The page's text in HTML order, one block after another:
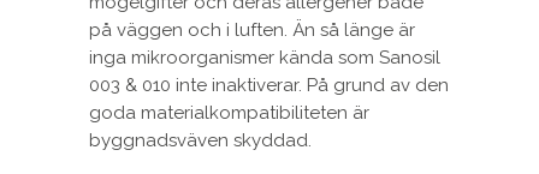
på väggen och i luften. Än så länge är
inga mikroorganismer kända som Sanosil
003 & 010 inte inaktiverar. På grund av den
goda materialkompatibiliteten är
byggnadsväven skyddad.